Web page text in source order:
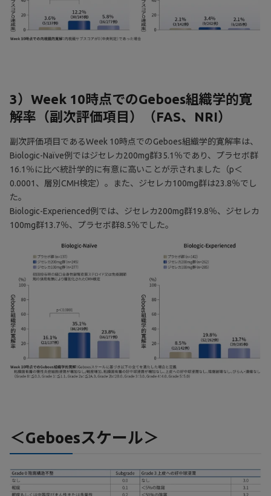
3）Week 10時点でのGeboes組織学的寛
解率（副次評価項目）（FAS、NRI）
副次評価項目であるWeek 10時点でのGeboes組織学的寛解率は、
Biologic-Naïve例ではジセレカ200mg群35.1％であり、プラセボ群
16.1％に比べ統計学的に有意に高いことが示されました（p＜
0.0001、層別CMH検定）。また、ジセレカ100mg群は23.8％でし
た。
Biologic-Experienced例では、ジセレカ200mg群19.8％、ジセレカ
100mg群13.7％、プラセボ群8.5％でした。
＜Geboesスケール＞